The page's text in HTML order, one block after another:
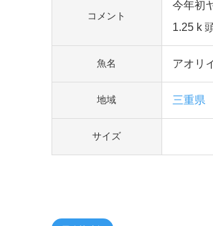
コメント
今年初
1.25 k
魚名 アオリ
地域 三重県
サイズ